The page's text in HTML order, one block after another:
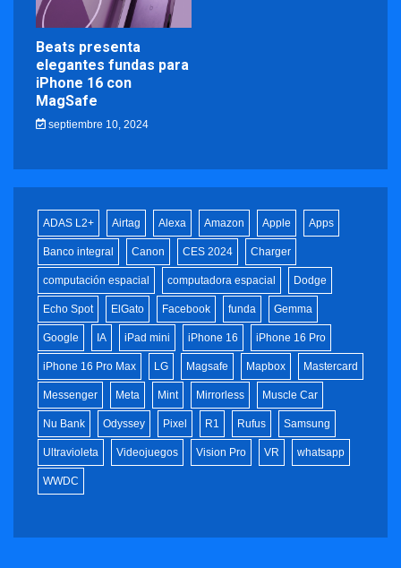
Beats presenta
elegantes fundas para
iPhone 16 con
MagSafe
septiembre 10, 2024
ADAS L2+ Airtag Alexa Amazon Apple Apps
Banco integral Canon CES 2024 Charger
computación espacial computadora espacial Dodge
Echo Spot ElGato Facebook funda Gemma
Google IA iPad mini iPhone 16 iPhone 16 Pro
iPhone 16 Pro Max LG Magsafe Mapbox Mastercard
Messenger Meta Mint Mirrorless Muscle Car
Nu Bank Odyssey Pixel R1 Rufus Samsung
Ultravioleta Videojuegos Vision Pro VR whatsapp
WWDC